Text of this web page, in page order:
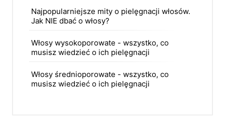
Najpopularniejsze mity o pielęgnacji włosów.
Jak NIE dbać o włosy?
Włosy wysokoporowate - wszystko, co
musisz wiedzieć o ich pielęgnacji
Włosy średnioporowate - wszystko, co
musisz wiedzieć o ich pielęgnacji